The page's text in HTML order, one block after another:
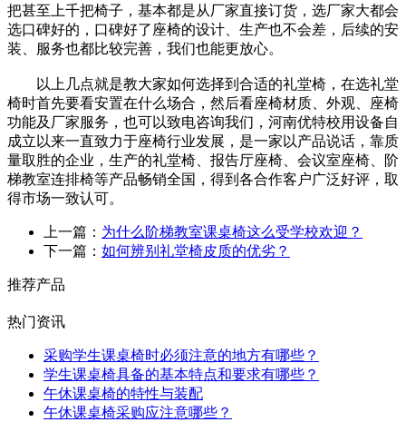
把甚至上千把椅子，基本都是从厂家直接订货，选厂家大都会
选口碑好的，口碑好了座椅的设计、生产也不会差，后续的安
装、服务也都比较完善，我们也能更放心。
以上几点就是教大家如何选择到合适的礼堂椅，在选礼堂
椅时首先要看安置在什么场合，然后看座椅材质、外观、座椅
功能及厂家服务，也可以致电咨询我们，河南优特校用设备自
成立以来一直致力于座椅行业发展，是一家以产品说话，靠质
量取胜的企业，生产的礼堂椅、报告厅座椅、会议室座椅、阶
梯教室连排椅等产品畅销全国，得到各合作客户广泛好评，取
得市场一致认可。
上一篇： 为什么阶梯教室课桌椅这么受学校欢迎？
下一篇： 如何辨别礼堂椅皮质的优劣？
推荐产品
热门资讯
采购学生课桌椅时必须注意的地方有哪些？
学生课桌椅具备的基本特点和要求有哪些？
午休课桌椅的特性与装配
午休课桌椅采购应注意哪些？